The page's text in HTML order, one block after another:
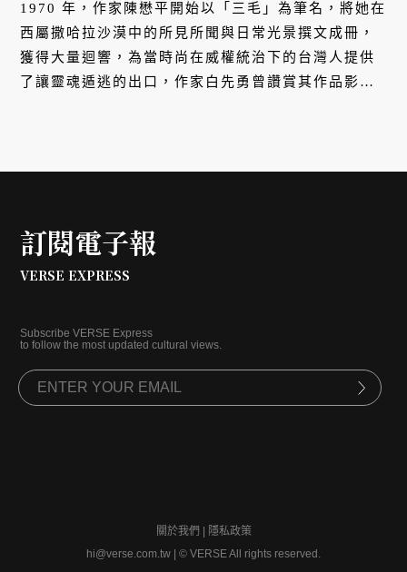
1970 年，作家陳懋平開始以「三毛」為筆名，將她在
西屬撒哈拉沙漠中的所見所聞與日常光景撰文成冊，
獲得大量迴響，為當時尚在威權統治下的台灣人提供
了讓靈魂遁逃的出口，作家白先勇曾讚賞其作品影響
冠文化總編輯許婷婷的對話，我們得以重新探索這位
偉大作家的迷人之處。
訂閱電子報
VERSE EXPRESS
Subscribe VERSE Express
to follow the most updated cultural views.
關於我們
隱私政策
hi@verse.com.tw
© VERSE All rights reserved.